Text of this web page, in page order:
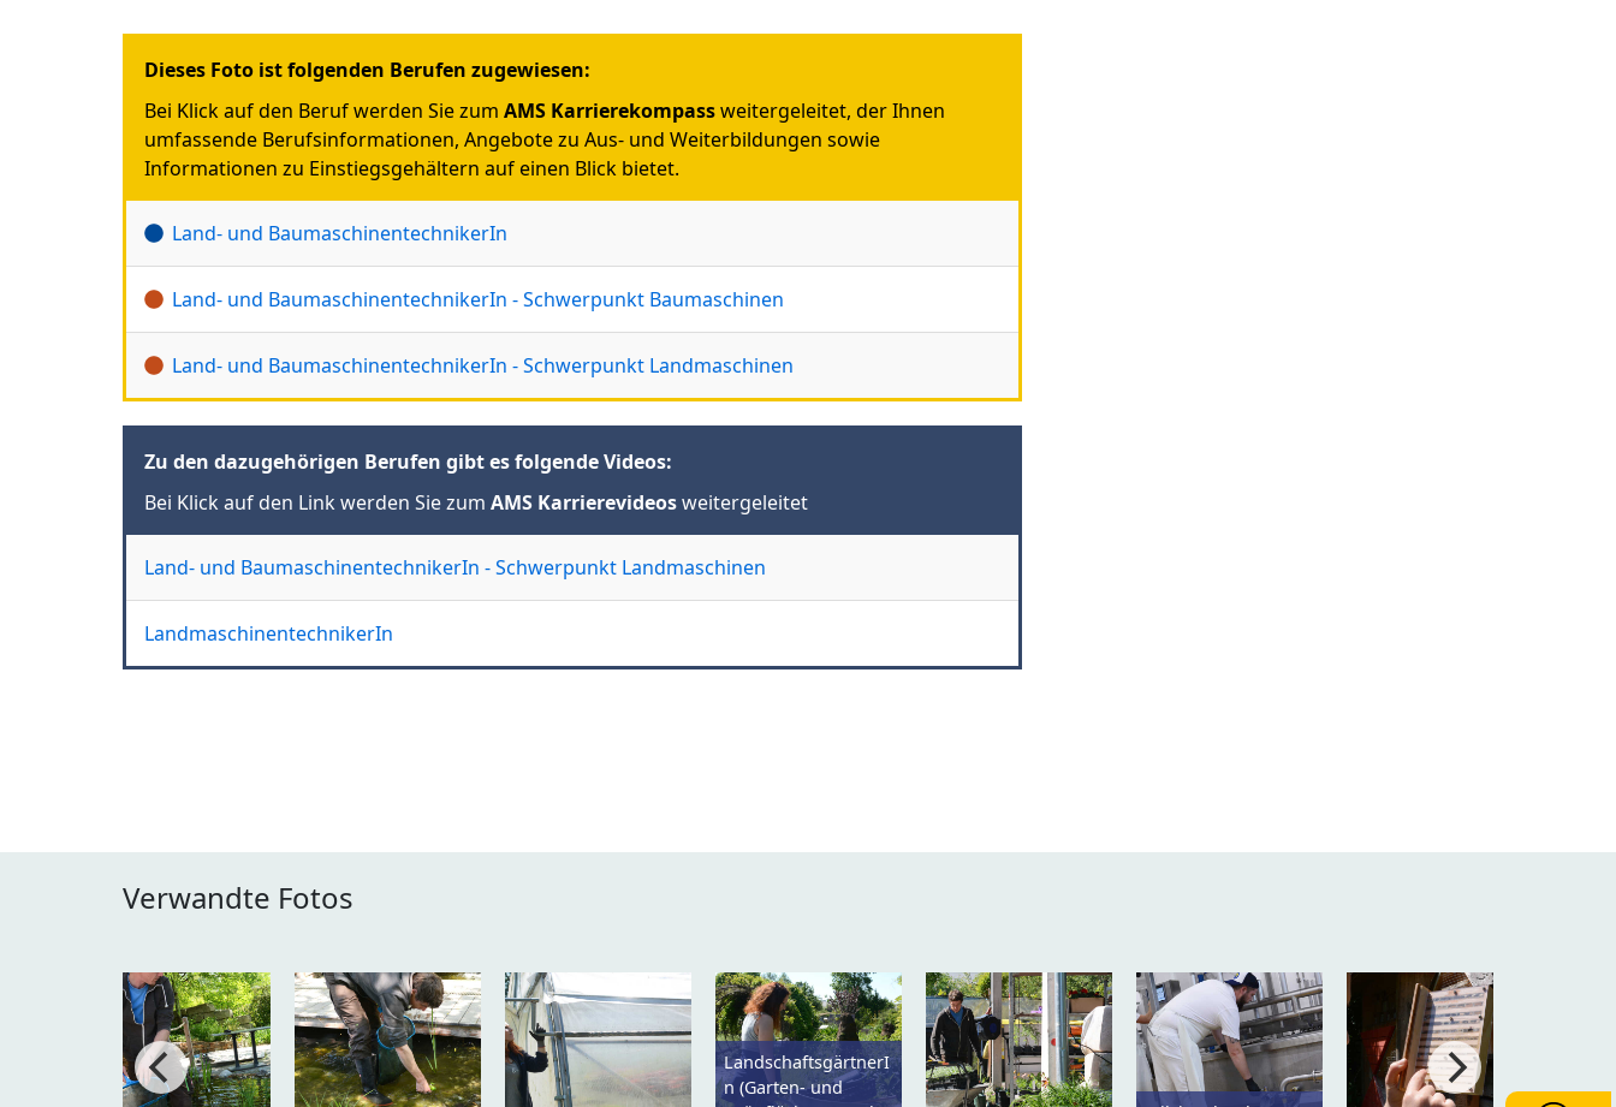
Dieses Foto ist folgenden Berufen zugewiesen:
Bei Klick auf den Beruf werden Sie zum AMS Karrierekompassweitergeleitet, der Ihnen
umfassende Berufsinformationen, Angebote zu Aus- und Weiterbildungen sowie
Informationen zu Einstiegsgehältern auf einen Blick bietet.
Land- und BaumaschinentechnikerIn
Land- und BaumaschinentechnikerIn - Schwerpunkt Baumaschinen
Land- und BaumaschinentechnikerIn - Schwerpunkt Landmaschinen
Zu den dazugehörigen Berufen gibt es folgende Videos:
Bei Klick auf den Link werden Sie zum AMS Karrierevideosweitergeleitet
Land- und BaumaschinentechnikerIn - Schwerpunkt Landmaschinen
LandmaschinentechnikerIn
Verwandte Fotos
LandschaftsgärtnerI
n (Garten- und